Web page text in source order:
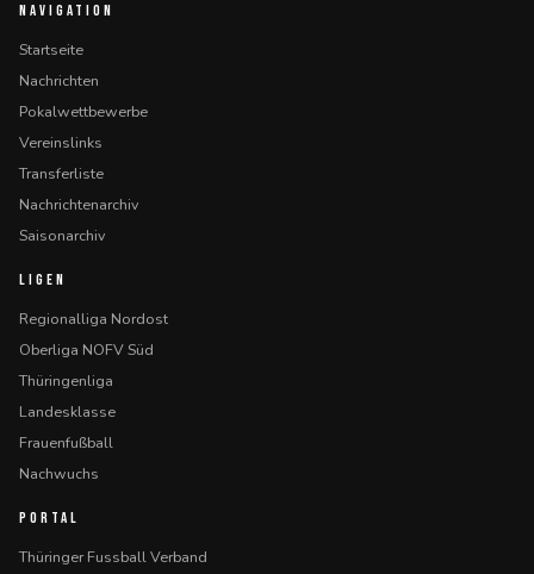
NAVIGATION
Startseite
Nachrichten
Pokalwettbewerbe
Vereinslinks
Transferliste
Nachrichtenarchiv
Saisonarchiv
LIGEN
Regionalliga Nordost
Oberliga NOFV Süd
Thüringenliga
Landesklasse
Frauenfußball
Nachwuchs
PORTAL
Thüringer Fussball Verband